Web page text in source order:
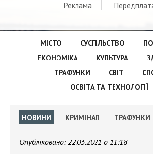
Реклама
МІСТО СУСПІЛЬСТВО
ЕКОНОМІКА
КУЛЬТУРА
ТРАФУНКИ
СВІТ
ОСВІТА ТА ТЕХНОЛОГІЇ
НОВИНИ КРИМІНАЛ ТРАФУНКИ
Опубліковано:22.03.2021 о 11:18